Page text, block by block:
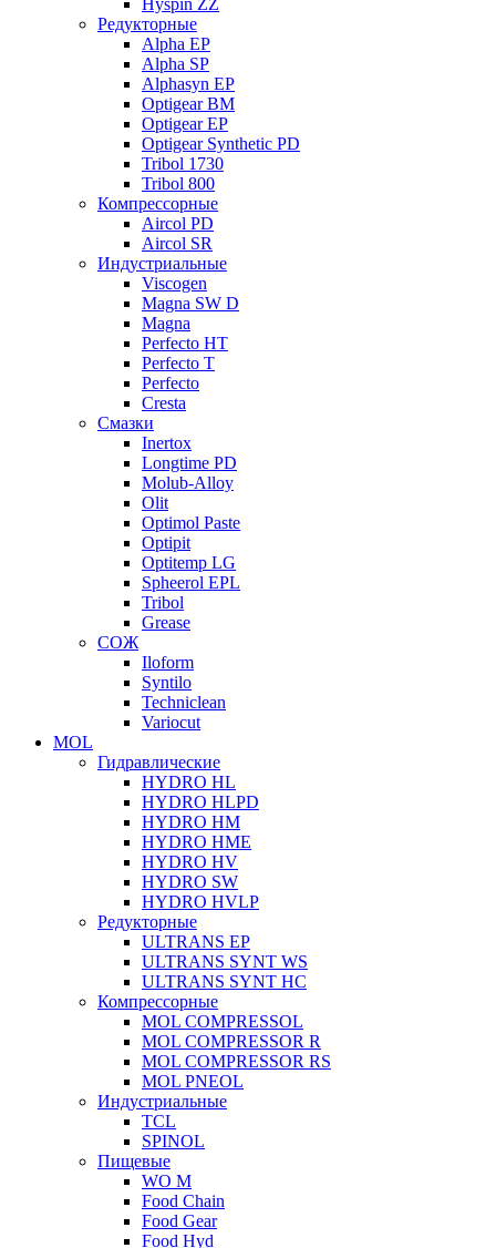
Hyspin ZZ
Редукторные
Alpha EP
Alpha SP
Alphasyn EP
Optigear BM
Optigear EP
Optigear Synthetic PD
Tribol 1730
Tribol 800
Компрессорные
Aircol PD
Aircol SR
Индустриальные
Viscogen
Magna SW D
Magna
Perfecto HT
Perfecto T
Perfecto
Cresta
Смазки
Inertox
Longtime PD
Molub-Alloy
Olit
Optimol Paste
Optipit
Optitemp LG
Spheerol EPL
Tribol
Grease
СОЖ
Iloform
Syntilo
Techniclean
Variocut
MOL
Гидравлические
HYDRO HL
HYDRO HLPD
HYDRO HM
HYDRO HME
HYDRO HV
HYDRO SW
HYDRO HVLP
Редукторные
ULTRANS EP
ULTRANS SYNT WS
ULTRANS SYNT HC
Компрессорные
MOL COMPRESSOL
MOL COMPRESSOR R
MOL COMPRESSOR RS
MOL PNEOL
Индустриальные
TCL
SPINOL
Пищевые
WO M
Food Chain
Food Gear
Food Hyd